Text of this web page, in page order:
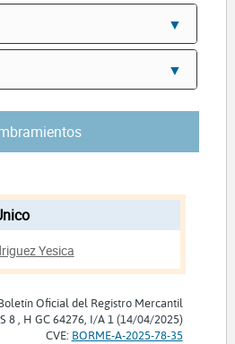
Yesica
Oficial del Registro Mercantil
8 , H GC 64276, I/A 1 (14/04/2025)
CVE: BORME-A-2025-78-35